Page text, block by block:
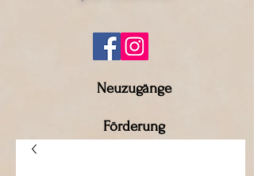
Neuzugänge
Förderung